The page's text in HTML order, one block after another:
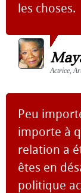
les choses.
Actrice,
Peu
importe à
relation a
êtes en
politique